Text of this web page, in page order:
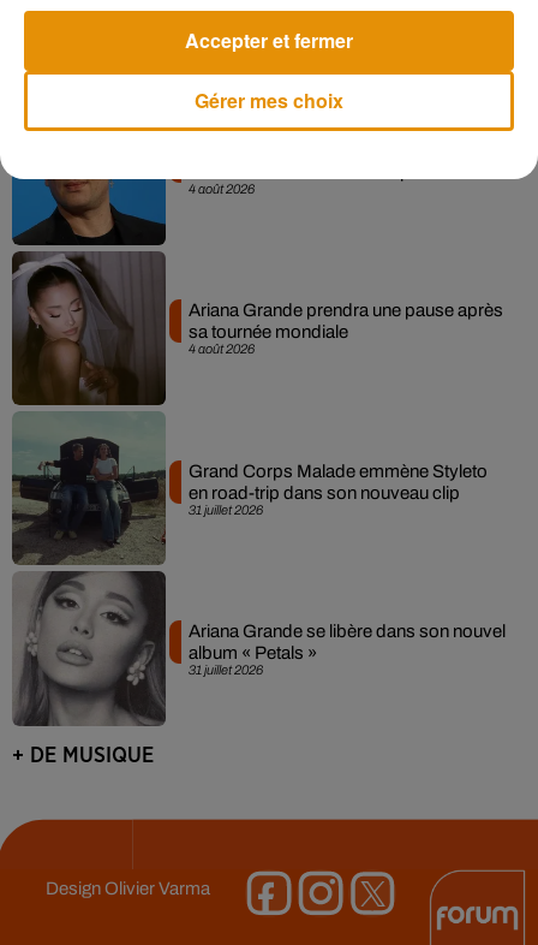
live session solaire
4 août 2026
4 août 2026
Ariana Grande prendra une pause après
sa tournée mondiale
31 juillet 2026
Grand Corps Malade emmène Styleto
en road-trip dans son nouveau clip
31 juillet 2026
Ariana Grande se libère dans son nouvel
album « Petals »
+ DE MUSIQUE
DesignOlivier Varma
Gérer mes choix
Accepter et fermer